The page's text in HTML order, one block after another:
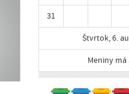
31
Štvrtok, 6.
Meniny